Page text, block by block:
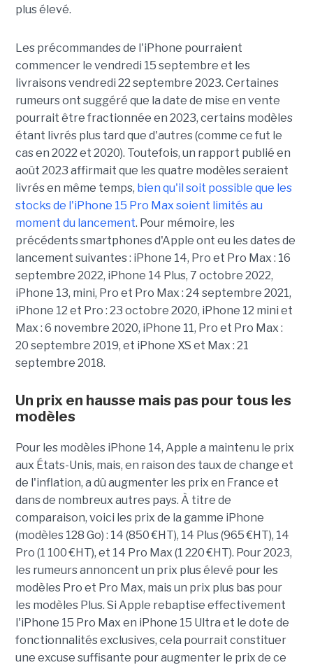
plus élevé.
Les précommandes de l'iPhone pourraient
commencer le vendredi 15 septembre et les
livraisons vendredi 22 septembre 2023. Certaines
rumeurs ont suggéré que la date de mise en vente
pourrait être fractionnée en 2023, certains modèles
étant livrés plus tard que d'autres (comme ce fut le
cas en 2022 et 2020). Toutefois, un rapport publié en
août 2023 affirmait que les quatre modèles seraient
livrés en même temps, bien qu'il soit possible que les
stocks de l'iPhone 15 Pro Max soient limités au
moment du lancement. Pour mémoire, les
précédents smartphones d'Apple ont eu les dates de
lancement suivantes : iPhone 14, Pro et Pro Max : 16
septembre 2022, iPhone 14 Plus, 7 octobre 2022,
iPhone 13, mini, Pro et Pro Max : 24 septembre 2021,
iPhone 12 et Pro : 23 octobre 2020, iPhone 12 mini et
Max : 6 novembre 2020, iPhone 11, Pro et Pro Max :
20 septembre 2019, et iPhone XS et Max : 21
septembre 2018.
Un prix en hausse mais pas pour tous les
modèles
Pour les modèles iPhone 14, Apple a maintenu le prix
aux États-Unis, mais, en raison des taux de change et
de l'inflation, a dû augmenter les prix en France et
dans de nombreux autres pays. À titre de
comparaison, voici les prix de la gamme iPhone
(modèles 128 Go) : 14 (850 €HT), 14 Plus (965 €HT), 14
Pro (1 100 €HT), et 14 Pro Max (1 220 €HT). Pour 2023,
les rumeurs annoncent un prix plus élevé pour les
modèles Pro et Pro Max, mais un prix plus bas pour
les modèles Plus. Si Apple rebaptise effectivement
l'iPhone 15 Pro Max en iPhone 15 Ultra et le dote de
fonctionnalités exclusives, cela pourrait constituer
une excuse suffisante pour augmenter le prix de ce